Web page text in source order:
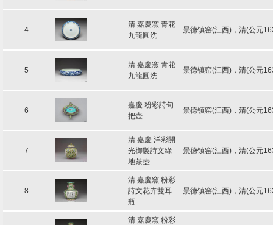
4
清 嘉慶窯 青花
九龍圓洗
景德镇窑(江西)，清(公元
5
清 嘉慶窯 青花
九龍圓洗
景德镇窑(江西)，清(公元
6
嘉慶 粉彩詩句
把壺
景德镇窑(江西)，清(公元
7
清 嘉慶 洋彩開
光御製詩文綠
地茶壺
景德镇窑(江西)，清(公元
8
清 嘉慶窯 粉彩
詩文花卉雙耳
瓶
景德镇窑(江西)，清(公元
清 嘉慶窯 粉彩